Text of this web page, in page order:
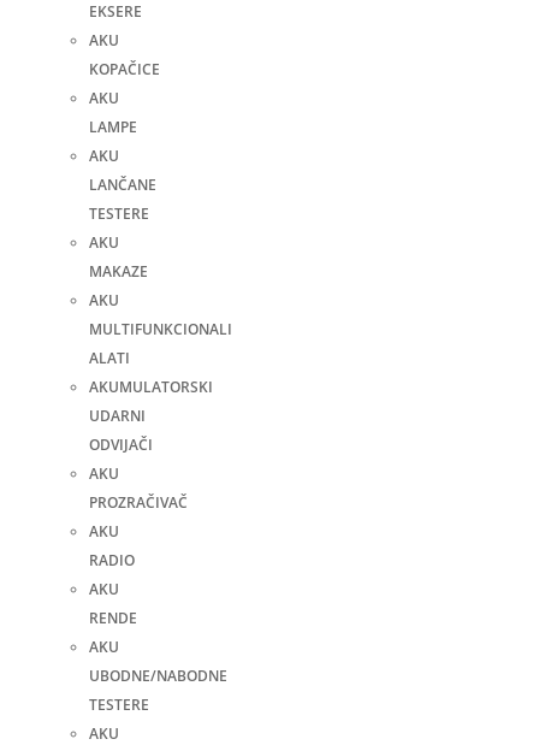
EKSERE
AKU
KOPAČICE
AKU
LAMPE
AKU
LANČANE
TESTERE
AKU
MAKAZE
AKU
MULTIFUNKCIONALI
ALATI
AKUMULATORSKI
UDARNI
ODVIJAČI
AKU
PROZRAČIVAČ
AKU
RADIO
AKU
RENDE
AKU
UBODNE/NABODNE
TESTERE
AKU